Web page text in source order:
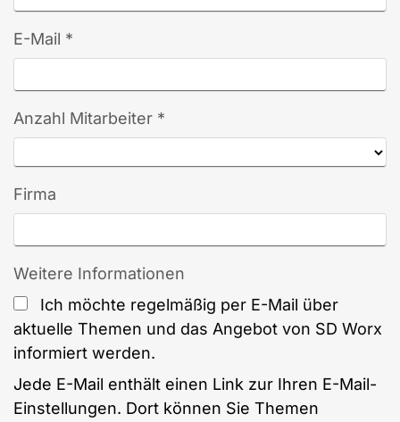
E-Mail *
Anzahl Mitarbeiter *
Firma
Weitere Informationen
Ich möchte regelmäßig per E-Mail über
aktuelle Themen und das Angebot von SD Worx
informiert werden.
Jede E-Mail enthält einen Link zur Ihren E-Mail-
Einstellungen. Dort können Sie Themen